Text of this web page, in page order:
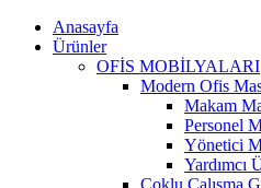
Anasayfa
Ürünler
OFİS MOBİLYALARI
Modern Ofis
Makam
Personel
Yönetici
Yardımcı
Çoklu Çalışma